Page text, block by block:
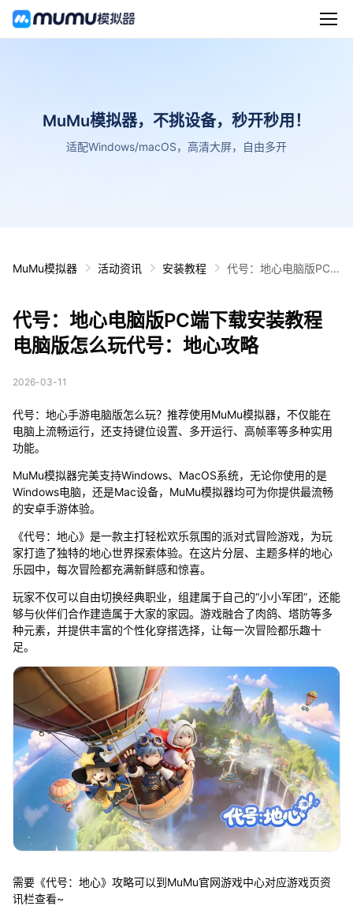
MuMu模拟器，不挑设备，秒开秒用！
适配Windows/macOS，高清大屏，自由多开
MuMu模拟器 活动资讯 安装教程
代号：地心电脑版PC
代号：地心电脑版PC端下载安装教程
电脑版怎么玩代号：地心攻略
2026-03-11
代号：地心手游电脑版怎么玩？推荐使用MuMu模拟器，不仅能在
电脑上流畅运行，还支持键位设置、多开运行、高帧率等多种实用
功能。
MuMu模拟器完美支持Windows、MacOS系统，无论你使用的是
Windows电脑，还是Mac设备，MuMu模拟器均可为你提供最流畅
的安卓手游体验。
《代号：地心》是一款主打轻松欢乐氛围的派对式冒险游戏，为玩
家打造了独特的地心世界探索体验。在这片分层、主题多样的地心
乐园中，每次冒险都充满新鲜感和惊喜。
玩家不仅可以自由切换经典职业，组建属于自己的“小小军团”，还能
够与伙伴们合作建造属于大家的家园。游戏融合了肉鸽、塔防等多
种元素，并提供丰富的个性化穿搭选择，让每一次冒险都乐趣十
足。
需要《代号：地心》攻略可以到MuMu官网游戏中心对应游戏页资
讯栏查看~